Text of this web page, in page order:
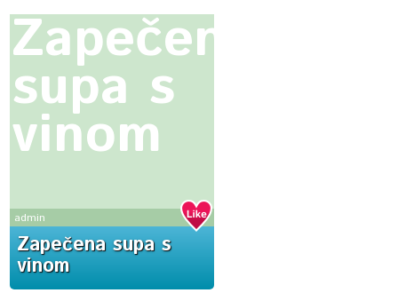
Zapečena
supa s
vinom
admin
Zapečena supa s
vinom